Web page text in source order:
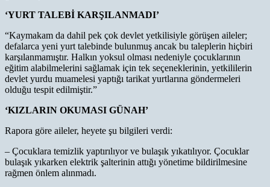
‘YURT TALEBİ KARŞILANMADI’
“Kaymakam da dahil pek çok devlet yetkilisiyle görüşen aileler;
defalarca yeni yurt talebinde bulunmuş ancak bu taleplerin hiçbiri
karşılanmamıştır. Halkın yoksul olması nedeniyle çocuklarının
eğitim alabilmelerini sağlamak için tek seçeneklerinin, yetkililerin
devlet yurdu muamelesi yaptığı tarikat yurtlarına göndermeleri
olduğu tespit edilmiştir.”
‘KIZLARIN OKUMASI GÜNAH’
Rapora göre aileler, heyete şu bilgileri verdi:
– Çocuklara temizlik yaptırılıyor ve bulaşık yıkatılıyor. Çocuklar
bulaşık yıkarken elektrik şalterinin attığı yönetime bildirilmesine
rağmen önlem alınmadı.